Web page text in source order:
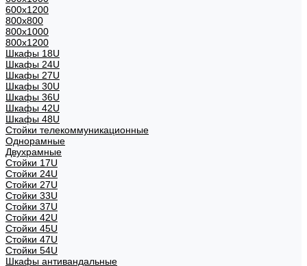
600х1200
800x800
800х1000
800х1200
Шкафы 18U
Шкафы 24U
Шкафы 27U
Шкафы 30U
Шкафы 36U
Шкафы 42U
Шкафы 48U
Стойки телекоммуникационные
Однорамные
Двухрамные
Стойки 17U
Стойки 24U
Стойки 27U
Стойки 33U
Стойки 37U
Стойки 42U
Стойки 45U
Стойки 47U
Стойки 54U
Шкафы антивандальные